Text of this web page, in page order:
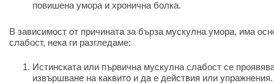
повишена умора и хронична болка.
В зависимост от причината за бърза мускулна умора, има
слабост, нека ги разгледаме:
Истинската или първична мускулна слабост се
извършване на каквито и да е действия или